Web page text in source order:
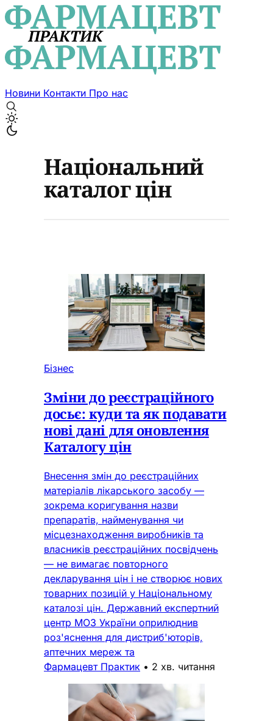
Новини Контакти Про нас
Національний
каталог цін
Бізнес
Зміни до реєстраційного
досьє: куди та як подавати
нові дані для оновлення
Каталогу цін
Внесення змін до реєстраційних
матеріалів лікарського засобу —
зокрема коригування назви
препаратів, найменування чи
місцезнаходження виробників та
власників реєстраційних посвідчень
— не вимагає повторного
декларування цін і не створює нових
товарних позицій у Національному
каталозі цін. Державний експертний
центр МОЗ України оприлюднив
роз'яснення для дистриб'юторів,
аптечних мереж та
Фармацевт Практик • 2 хв. читання